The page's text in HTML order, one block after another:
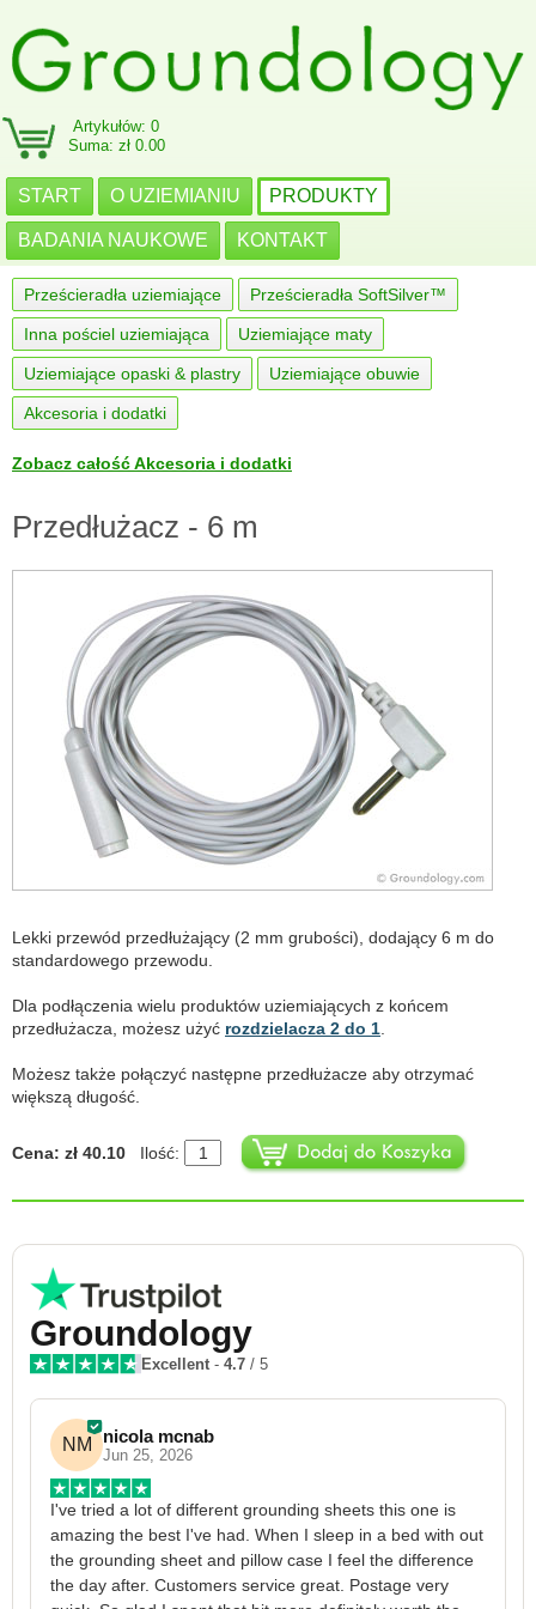
Artykułów: 0
Suma: zł 0.00
START O UZIEMIANIU PRODUKTY
BADANIA NAUKOWE KONTAKT
Prześcieradła uziemiające Prześcieradła SoftSilver™
Inna pościel uziemiająca Uziemiające maty
Uziemiające opaski & plastry Uziemiające obuwie
Akcesoria i dodatki
Zobacz całość Akcesoria i dodatki
Przedłużacz - 6 m
Lekki przewód przedłużający (2 mm grubości), dodający 6 m do
standardowego przewodu.
Dla podłączenia wielu produktów uziemiających z końcem
przedłużacza, możesz użyć rozdzielacza 2 do 1
Możesz także połączyć następne przedłużacze aby otrzymać
większą długość.
Cena: zł 40.10 Ilość:
Groundology
Excellent - 4.7 / 5
NM nicola mcnab
Jun 25, 2026
I've tried a lot of different grounding sheets this one is
amazing the best I've had. When I sleep in a bed with out
the grounding sheet and pillow case I feel the difference
the day after. Customers service great. Postage very